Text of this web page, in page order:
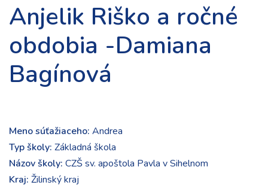
Anjelik Riško a ročné
obdobia -Damiana
Bagínová
Meno súťažiaceho: Andrea
Typ školy: Základná škola
Názov školy: CZŠ sv. apoštola Pavla v Sihelnom
Kraj: Žilinský kraj